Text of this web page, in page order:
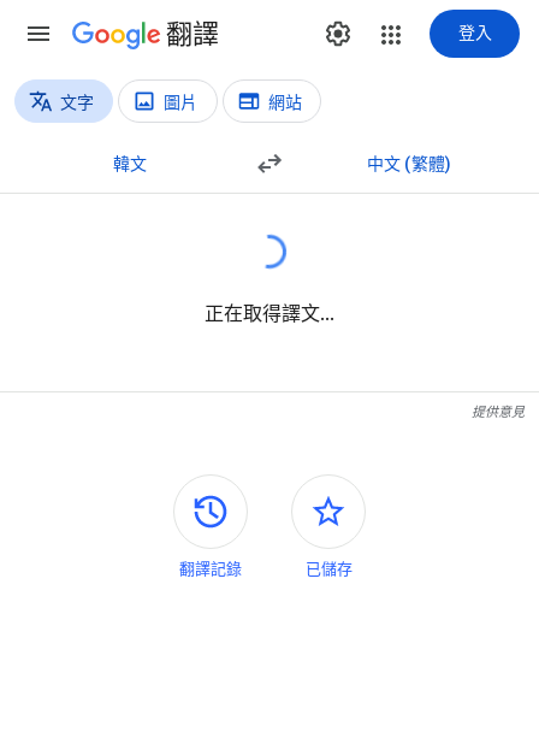
翻譯 登入
翻譯類型
文字 圖片 網站
韓文 中文 (繁體)
正在取得譯文...
提供意見
側邊面板
翻譯記錄 已儲存